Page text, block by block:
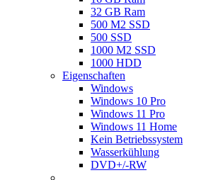
32 GB Ram
500 M2 SSD
500 SSD
1000 M2 SSD
1000 HDD
Eigenschaften
Windows
Windows 10 Pro
Windows 11 Pro
Windows 11 Home
Kein Betriebssystem
Wasserkühlung
DVD+/-RW